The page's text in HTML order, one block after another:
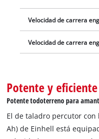
Velocidad de carrera
Velocidad de carrera
Potente y eficiente
Potente todoterreno para
El de taladro percutor con
Ah) de Einhell está